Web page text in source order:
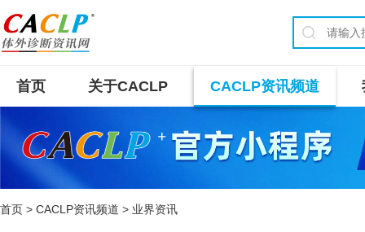
首页 关于CACLP CACLP资讯频道
首页 > CACLP资讯频道 > 业界资讯